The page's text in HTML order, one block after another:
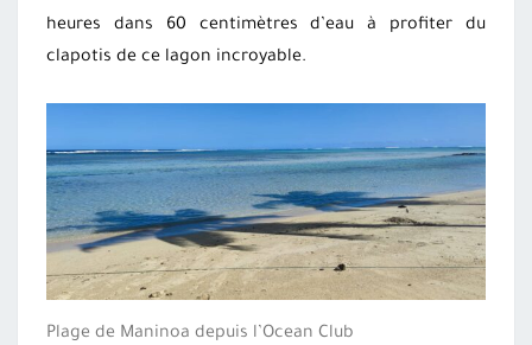
heures dans 60 centimètres d’eau à profiter du
clapotis de ce lagon incroyable.
Plage de Maninoa depuis l’Ocean Club